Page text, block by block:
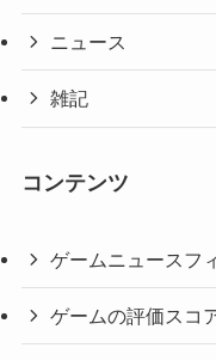
ニュース
雑記
コンテンツ
ゲームニュースフ
ゲームの評価スコ